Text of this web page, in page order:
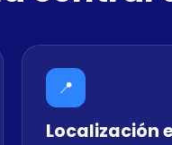
📍
Localización